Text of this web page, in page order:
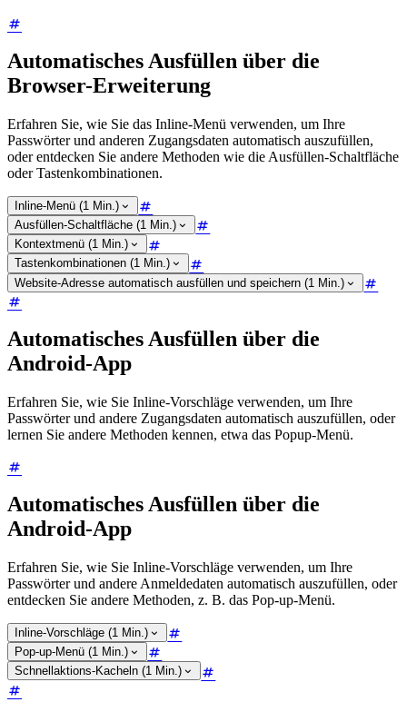
Automatisches Ausfüllen über die
Browser-Erweiterung
Erfahren Sie, wie Sie das Inline-Menü verwenden, um Ihre
Passwörter und anderen Zugangsdaten automatisch auszufüllen,
oder entdecken Sie andere Methoden wie die Ausfüllen-Schaltfläche
oder Tastenkombinationen.
Inline-Menü (1 Min.)
Ausfüllen-Schaltfläche (1 Min.)
Kontextmenü (1 Min.)
Tastenkombinationen (1 Min.)
Website-Adresse automatisch ausfüllen und speichern (1 Min.)
Automatisches Ausfüllen über die
Android-App
Erfahren Sie, wie Sie Inline-Vorschläge verwenden, um Ihre
Passwörter und andere Zugangsdaten automatisch auszufüllen, oder
lernen Sie andere Methoden kennen, etwa das Popup-Menü.
Automatisches Ausfüllen über die
Android-App
Erfahren Sie, wie Sie Inline-Vorschläge verwenden, um Ihre
Passwörter und andere Anmeldedaten automatisch auszufüllen, oder
entdecken Sie andere Methoden, z. B. das Pop-up-Menü.
Inline-Vorschläge (1 Min.)
Pop-up-Menü (1 Min.)
Schnellaktions-Kacheln (1 Min.)